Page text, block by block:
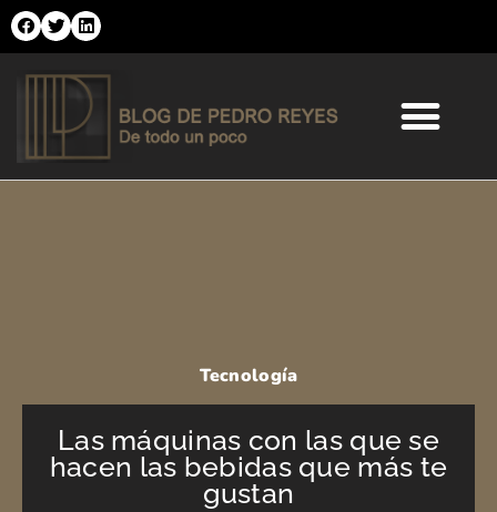
al
contenido
Tecnología
Las máquinas con las que se
hacen las bebidas que más te
gustan